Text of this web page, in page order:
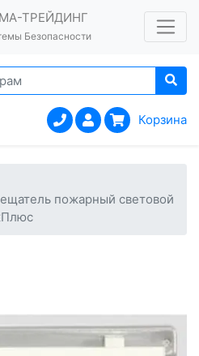
ТРЕЙДИНГ
Безопасности
Корзина
пожарный световой